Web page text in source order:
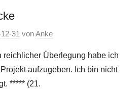
31 vonAnke
reichlicher Überlegung habe ich
aufzugeben. Ich bin nicht
***** (21.